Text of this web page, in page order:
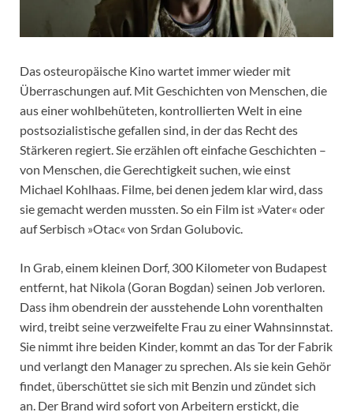
Das osteuropäische Kino wartet immer wieder mit
Überraschungen auf. Mit Geschichten von Menschen, die
aus einer wohlbehüteten, kontrollierten Welt in eine
postsozialistische gefallen sind, in der das Recht des
Stärkeren regiert. Sie erzählen oft einfache Geschichten –
von Menschen, die Gerechtigkeit suchen, wie einst
Michael Kohlhaas. Filme, bei denen jedem klar wird, dass
sie gemacht werden mussten. So ein Film ist »Vater« oder
auf Serbisch »Otac« von Srdan Golubovic.
In Grab, einem kleinen Dorf, 300 Kilometer von Budapest
entfernt, hat Nikola (Goran Bogdan) seinen Job verloren.
Dass ihm obendrein der ausstehende Lohn vorenthalten
wird, treibt seine verzweifelte Frau zu einer Wahnsinnstat.
Sie nimmt ihre beiden Kinder, kommt an das Tor der Fabrik
und verlangt den Manager zu sprechen. Als sie kein Gehör
findet, überschüttet sie sich mit Benzin und zündet sich
an. Der Brand wird sofort von Arbeitern erstickt, die